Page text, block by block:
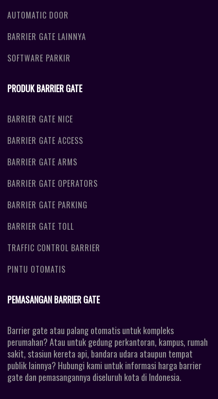
AUTOMATIC DOOR
BARRIER GATE LAINNYA
SOFTWARE PARKIR
PRODUK BARRIER GATE
BARRIER GATE NICE
BARRIER GATE ACCESS
BARRIER GATE ARMS
BARRIER GATE OPERATORS
BARRIER GATE PARKING
BARRIER GATE TOLL
TRAFFIC CONTROL BARRIER
PINTU OTOMATIS
PEMASANGAN BARRIER GATE
Barrier gate atau palang otomatis untuk kompleks
perumahan? Atau untuk gedung perkantoran, kampus, rumah
sakit, stasiun kereta api, bandara udara ataupun tempat
publik lainnya? Hubungi kami untuk informasi harga barrier
gate dan pemasangannya diseluruh kota di Indonesia.